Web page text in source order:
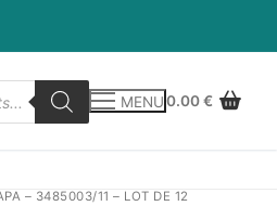
MENU0.00€
– 3485003/11 – LOT DE 12